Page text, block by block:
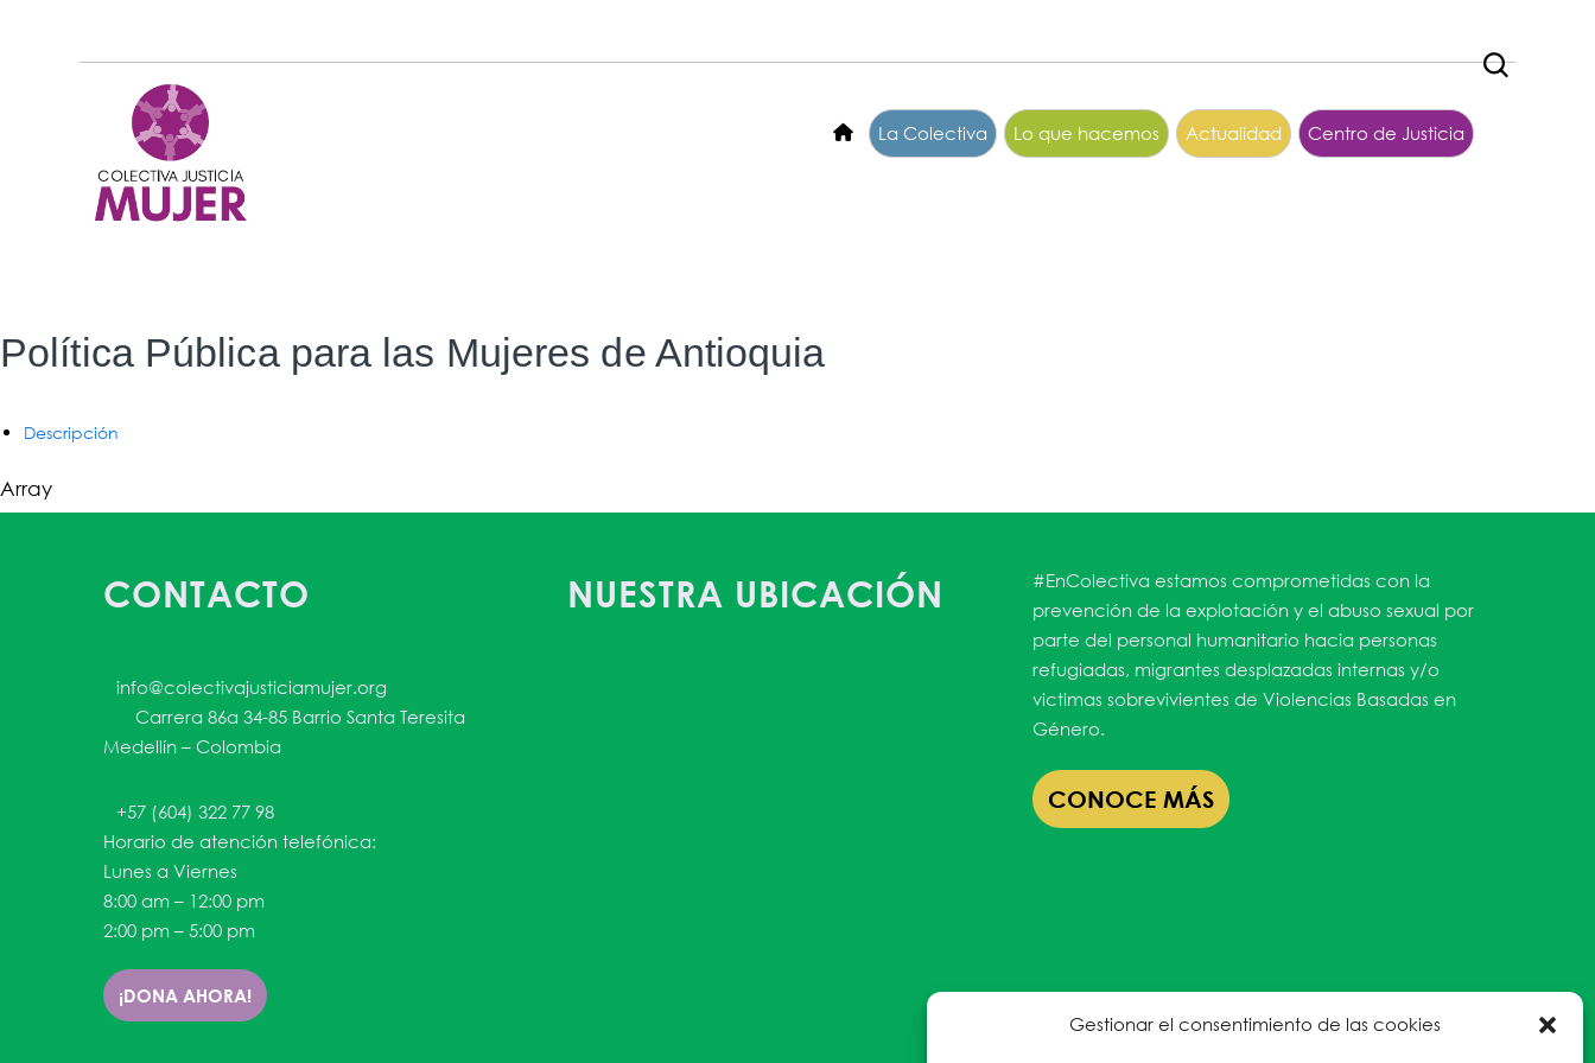
Gestionar el consentimiento de las cookies
La Colectiva Lo que hacemos Actualidad Centro de Justicia
Política Pública para las Mujeres de Antioquia
Descripción
Array
CONTACTO
info@colectivajusticiamujer.org
Carrera 86a 34-85 Barrio Santa Teresita
Medellín – Colombia
+57 (604) 322 77 98
Horario de atención telefónica:
Lunes a Viernes
8:00 am – 12:00 pm
2:00 pm – 5:00 pm
¡DONA AHORA!
NUESTRA UBICACIÓN
#EnColectiva estamos comprometidas con la
prevención de la explotación y el abuso sexual por
parte del personal humanitario hacia personas
refugiadas, migrantes desplazadas internas y/o
victimas sobrevivientes de Violencias Basadas en
Género.
CONOCE MÁS